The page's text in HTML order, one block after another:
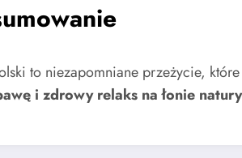
to niezapomniane przeżycie,
i zdrowy relaks na łonie